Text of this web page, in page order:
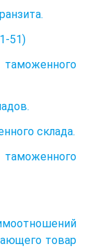
51)
склада.
товар